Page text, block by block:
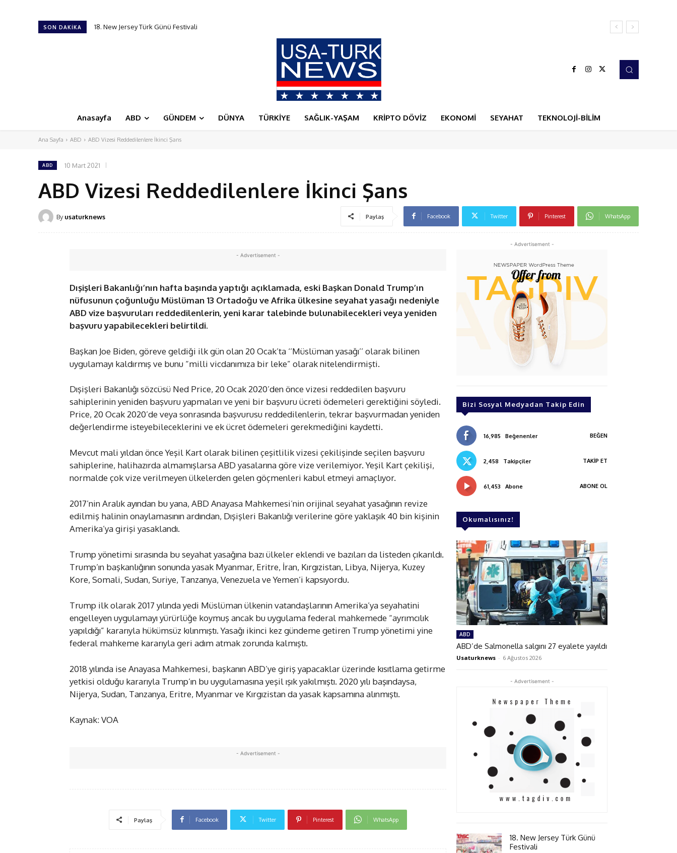
SON DAKIKA 18. New Jersey Türk Günü Festivali
Trump’ı taşıyan helikopter yolcu uçağıyla burun buruna geldi
Anasayfa ABD GÜNDEM DÜNYA TÜRKİYE SAĞLIK-YAŞAM KRİPTO DÖVİZ EKONOMİ SEYAHAT TEKNOLOJİ-BİLİM
Ana Sayfa ABD ABD Vizesi Reddedilenlere İkinci Şans
ABD 10 Mart 2021
ABD Vizesi Reddedilenlere İkinci Şans
By usaturknews Paylaş Facebook Twitter Pinterest WhatsApp
- Advertisement -
Dışişleri Bakanlığı’nın hafta başında yaptığı açıklamada, eski Başkan Donald Trump’ın
nüfusunun çoğunluğu Müslüman 13 Ortadoğu ve Afrika ülkesine seyahat yasağı nedeniyle
ABD vize başvuruları reddedilenlerin, yeni karar talebinde bulunabilecekleri veya yeniden
başvuru yapabilecekleri belirtildi.
Başkan Joe Biden, göreve geldiği ilk gün olan 20 Ocak’ta ‘’Müslüman yasağı’’ olarak bilinen
uygulamayı kaldırmış ve bunu “milli vicdanımıza bir leke” olarak nitelendirmişti.
Dışişleri Bakanlığı sözcüsü Ned Price, 20 Ocak 2020’den önce vizesi reddedilen başvuru
sahiplerinin yeniden başvuru yapmaları ve yeni bir başvuru ücreti ödemeleri gerektiğini söyledi.
Price, 20 Ocak 2020’de veya sonrasında başvurusu reddedilenlerin, tekrar başvurmadan yeniden
değerlendirme isteyebileceklerini ve ek ücret ödemeleri gerekmediğini kaydetti.
Mevcut mali yıldan önce Yeşil Kart olarak bilinen çeşitlilik vizesi çekilişinde seçilen başvuru
sahiplerine, halihazırda almamışlarsa ABD yasalarına göre vize verilemiyor. Yeşil Kart çekilişi,
normalde çok vize verilmeyen ülkelerden gelen göçmenleri kabul etmeyi amaçlıyor.
2017’nin Aralık ayından bu yana, ABD Anayasa Mahkemesi’nin orijinal seyahat yasağının revize
edilmiş halinin onaylamasının ardından, Dışişleri Bakanlığı verilerine göre yaklaşık 40 bin kişinin
Amerika’ya girişi yasaklandı.
Trump yönetimi sırasında bu seyahat yasağına bazı ülkeler eklendi ve bazıları da listeden çıkarıldı.
Trump’ın başkanlığının sonunda yasak Myanmar, Eritre, İran, Kırgızistan, Libya, Nijerya, Kuzey
Kore, Somali, Sudan, Suriye, Tanzanya, Venezuela ve Yemen’i kapsıyordu.
Trump ilk olarak 2017 yılında yedi Müslüman ülkenin vatandaşlarının Amerika’ya seyahatini
engelleyen uygulamayı yürürlüğe koymuş ancak bu uygulama federal mahkemede “ayrımcılık
yapıldığı” kararıyla hükümsüz kılınmıştı. Yasağı ikinci kez gündeme getiren Trump yönetimi yine
federal mahkeme kararıyla geri adım atmak zorunda kalmıştı.
2018 yılında ise Anayasa Mahkemesi, başkanın ABD’ye giriş yapacaklar üzerinde kısıtlama getirme
yetkisi olduğu kararıyla Trump’ın bu uygulamasına yeşil ışık yakılmıştı. 2020 yılı başındaysa,
Nijerya, Sudan, Tanzanya, Eritre, Myanmar ve Kırgızistan da yasak kapsamına alınmıştı.
Kaynak: VOA
- Advertisement -
Paylaş Facebook Twitter Pinterest WhatsApp
- Advertisement -
Bizi Sosyal Medyadan Takip Edin
16,985 Beğenenler BEĞEN
2,458 Takipçiler TAKIP ET
61,453 Abone ABONE OL
Okumalısınız!
ABD
ABD’de Salmonella salgını 27 eyalete yayıldı
Usaturknews - 6 Ağustos 2026
- Advertisement -
18. New Jersey Türk Günü
Festivali